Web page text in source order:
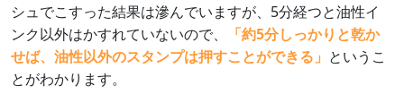
シュでこすった結果は滲んでいますが、5分経つと油性イ
ンク以外はかすれていないので、
「約5分しっかりと乾か
せば、油性以外のスタンプは押すことができる」 というこ
とがわかります。